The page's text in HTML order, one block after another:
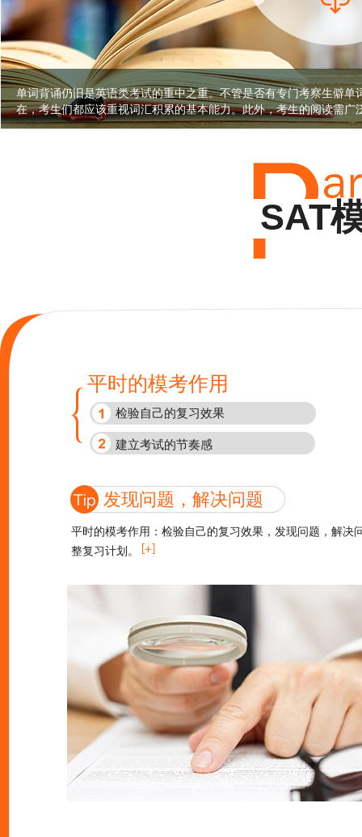
单词背诵仍旧是英语类考试的重中之重。不管是否有专门考察生僻单
在，考生们都应该重视词汇积累的基本能力。此外，考生的阅读需广
SAT
平时的模考作用
检验自己的复习效果
建立考试的节奏感
发现问题，解决问题
平时的模考作用：检验自己的复习效果，发现问题，解决
整复习计划。